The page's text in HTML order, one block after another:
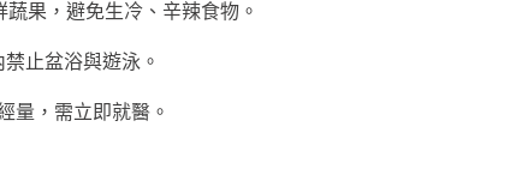
果，避免生冷、辛辣食物。
止盆浴與遊泳。
量，需立即就醫。